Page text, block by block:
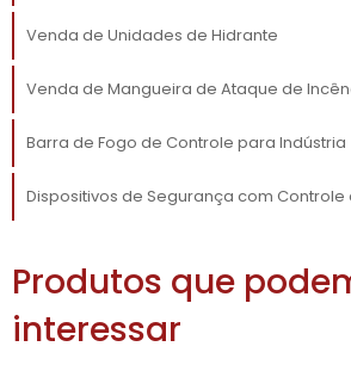
dispositivos móveis,
mesmo à distância.
COMO ESCOLHER O
MELHOR PAINEL
CONTROLE DE
Na hora de escolher um
, é
alguns fatores-chave.
Venda de Unidades de Hidrante
Venda de Mangueira de Ataque de
Barra de Fogo de Controle para Indústria
Dispositivos de Segurança com Controle
Produtos que
interessar